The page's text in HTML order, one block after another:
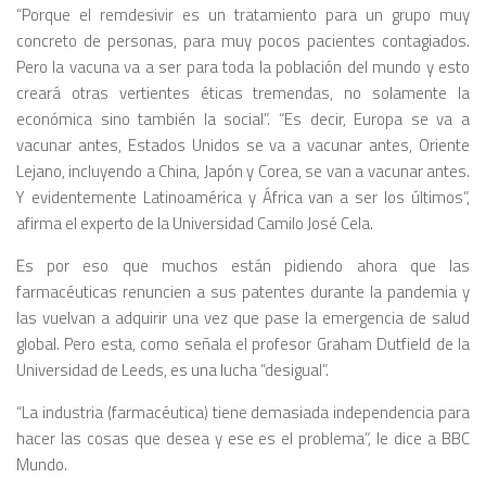
“Porque el remdesivir es un tratamiento para un grupo muy
concreto de personas, para muy pocos pacientes contagiados.
Pero la vacuna va a ser para toda la población del mundo y esto
creará otras vertientes éticas tremendas, no solamente la
económica sino también la social”. “Es decir, Europa se va a
vacunar antes, Estados Unidos se va a vacunar antes, Oriente
Lejano, incluyendo a China, Japón y Corea, se van a vacunar antes.
Y evidentemente Latinoamérica y África van a ser los últimos”,
afirma el experto de la Universidad Camilo José Cela.
Es por eso que muchos están pidiendo ahora que las
farmacéuticas renuncien a sus patentes durante la pandemia y
las vuelvan a adquirir una vez que pase la emergencia de salud
global. Pero esta, como señala el profesor Graham Dutfield de la
Universidad de Leeds, es una lucha “desigual”.
“La industria (farmacéutica) tiene demasiada independencia para
hacer las cosas que desea y ese es el problema”, le dice a BBC
Mundo.